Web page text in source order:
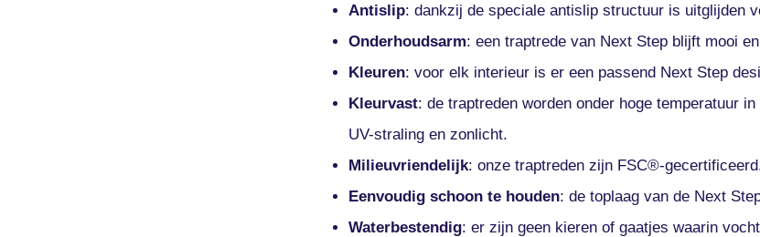
Antislip: dankzij de speciale antislip structuur is uitglijden
Onderhoudsarm: een traptrede van Next Step blijft mooi
Kleuren: voor elk interieur is er een passend Next Step
Kleurvast: de traptreden worden onder hoge temperatuur
UV-straling en zonlicht.
Milieuvriendelijk: onze traptreden zijn FSC®-
Eenvoudig schoon te houden: de toplaag van de Next
Waterbestendig: er zijn geen kieren of gaatjes waarin